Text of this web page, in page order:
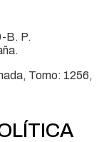
B. P.
Tomo: 1256,